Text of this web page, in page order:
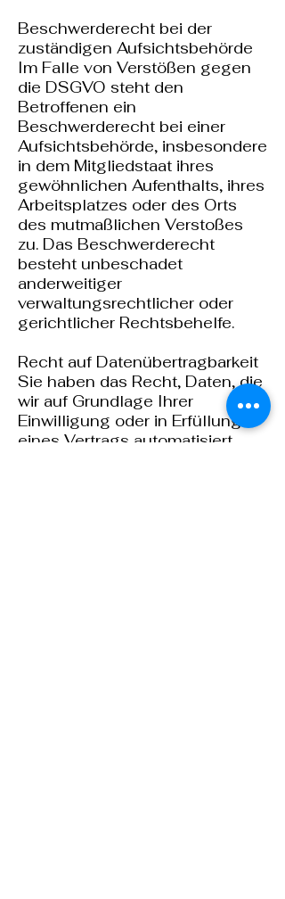
Beschwerderecht bei der
zuständigen Aufsichtsbehörde
Im Falle von Verstößen gegen
die DSGVO steht den
Betroffenen ein
Beschwerderecht bei einer
Aufsichtsbehörde, insbesondere
in dem Mitgliedstaat ihres
gewöhnlichen Aufenthalts, ihres
Arbeitsplatzes oder des Orts
des mutmaßlichen Verstoßes
zu. Das Beschwerderecht
besteht unbeschadet
anderweitiger
verwaltungsrechtlicher oder
gerichtlicher Rechtsbehelfe.
Recht auf Datenübertragbarkeit
Sie haben das Recht, Daten, die
wir auf Grundlage Ihrer
Einwilligung oder in Erfüllung
eines Vertrags automatisiert